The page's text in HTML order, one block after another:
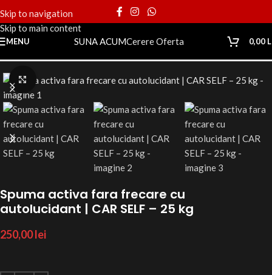
Skip to navigation
Skip to main content
MENU SUNA ACUMCerere Oferta 0,00
Click to enlarge
Spuma activa fara frecare cu
autolucidant | CAR SELF – 25 kg
250,00lei